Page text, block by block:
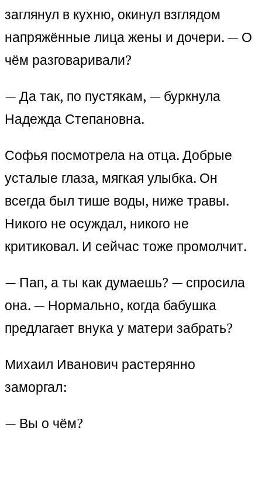
заглянул в кухню, окинул взглядом
напряжённые лица жены и дочери. — О
чём разговаривали?
— Да так, по пустякам, — буркнула
Надежда Степановна.
Софья посмотрела на отца. Добрые
усталые глаза, мягкая улыбка. Он
всегда был тише воды, ниже травы.
Никого не осуждал, никого не
критиковал. И сейчас тоже промолчит.
— Пап, а ты как думаешь? — спросила
она. — Нормально, когда бабушка
предлагает внука у матери забрать?
Михаил Иванович растерянно
заморгал:
— Вы о чём?